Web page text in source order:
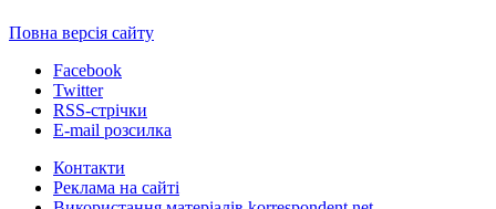
Повна версія сайту
Facebook
Twitter
RSS-стрічки
E-mail розсилка
Контакти
Реклама на сайті